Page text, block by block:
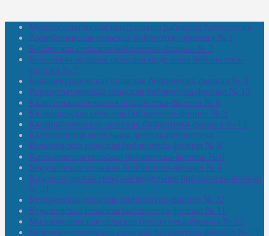
Межпоселенческая центральная районная библиотека
Амзибашевская сельская библиотека-филиал № 1
Бабаевская сельская библиотека-филиал № 2
Большекачаковская сельская модельная библиотека-
филиал № 7
Большекуразовская сельская библиотека-филиал № 3
Верхнетыхтемская сельская библиотека-филиал № 15
Калегинская сельская библиотека-филиал № 6
Калмашевская сельская библиотека-филиал № 5
Калмиябашевская сельская библиотека-филиал № 13
Калтасинская модельная детская библиотека
Кельтеевская сельская библиотека-филиал № 8
Киебаковская сельская библиотека-филиал № 9
Кокушевская сельская библиотека-филиал № 4
Краснохолмская сельская модельная библиотека-филиал
№ 21
Кутеремская сельская библиотека-филиал № 22
Кучашевская сельская библиотека-филиал № 11
Малокачаковская сельская библиотека-филиал № 12
Нижнекачмашевская сельская библиотека-филиал № 14